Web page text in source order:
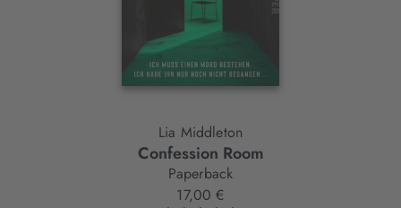
Lia Middleton
Confession Room
Paperback
17,00 €